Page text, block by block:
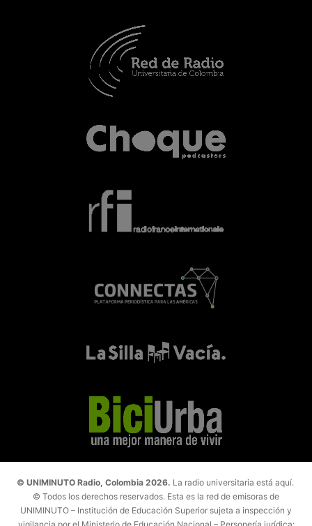
© UNIMINUTO Radio, Colombia 2026. La radio universitaria está aquí.
© Todos los derechos reservados. Esta es la red de emisoras de
UNIMINUTO – Institución de Educación Superior sujeta a inspección y